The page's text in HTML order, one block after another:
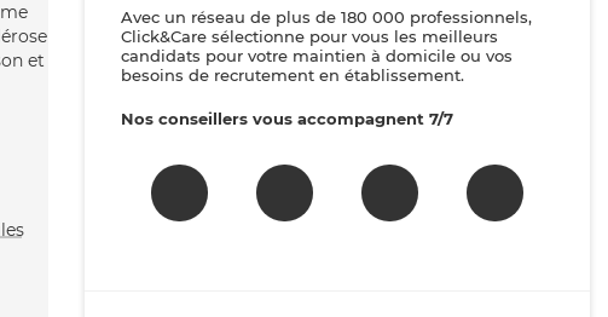
et
Avec un réseau de plus de 180 000 professionnels,
Click&Care sélectionne pour vous les meilleurs
candidats pour votre maintien à domicile ou vos
besoins de recrutement en établissement.
Nos conseillers vous accompagnent 7/7